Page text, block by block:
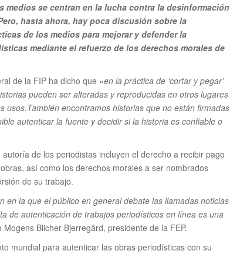
medios se centran en la lucha contra la desinformación
hasta ahora, hay poca discusión sobre la
de los medios para mejorar y defender la
mediante el refuerzo de los derechos morales de
de la FIP ha dicho que «en la práctica de ‘cortar y pegar’
pueden ser alteradas y reproducidas en otros lugares
usos.También encontramos historias que no están firmadas
autenticar la fuente y decidir si la historia es confiable o
de los periodistas incluyen el derecho a recibir pago
así como los derechos morales a ser nombrados
de su trabajo.
en la que el público en general debate las llamadas noticias
de autenticación de trabajos periodísticos en línea es una
Mogens Blicher Bjerregård, presidente de la FEP.
mundial para autenticar las obras periodísticas con su